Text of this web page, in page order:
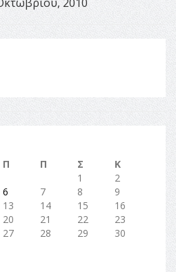
Π Π Σ
Κ
1
2
6 7 8
9
13 14 15
16
20 21 22
23
27 28 29
30